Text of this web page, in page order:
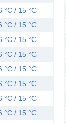
°C / 15 °C
°C / 15 °C
°C / 15 °C
°C / 15 °C
°C / 15 °C
°C / 15 °C
°C / 15 °C
°C / 15 °C